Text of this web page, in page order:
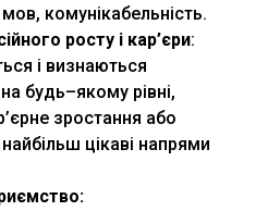
комунікабельність.
росту і кар’єри:
і визнаються
будь–якому рівні,
зростання або
цікаві напрями